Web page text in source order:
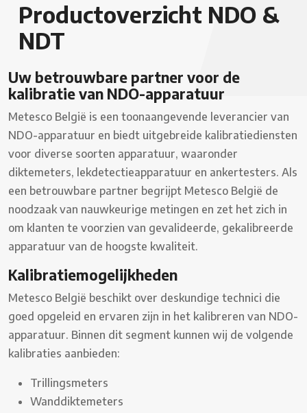
Productoverzicht NDO &
NDT
Uw betrouwbare partner voor de
kalibratie van NDO-apparatuur
Metesco België is een toonaangevende leverancier van
NDO-apparatuur en biedt uitgebreide kalibratiediensten
voor diverse soorten apparatuur, waaronder
diktemeters, lekdetectieapparatuur en ankertesters. Als
een betrouwbare partner begrijpt Metesco België de
noodzaak van nauwkeurige metingen en zet het zich in
om klanten te voorzien van gevalideerde, gekalibreerde
apparatuur van de hoogste kwaliteit.
Kalibratiemogelijkheden
Metesco België beschikt over deskundige technici die
goed opgeleid en ervaren zijn in het kalibreren van NDO-
apparatuur. Binnen dit segment kunnen wij de volgende
kalibraties aanbieden:
Trillingsmeters
Wanddiktemeters